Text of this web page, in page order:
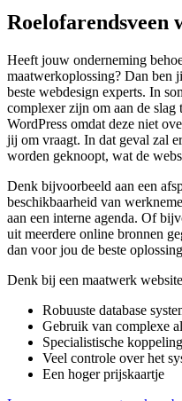
Roelofarendsveen
Heeft jouw onderneming
maatwerkoplossing? Dan ben
beste webdesign experts. In
complexer zijn om aan de slag
WordPress omdat deze niet
jij om vraagt. In dat geval zal
worden geknoopt, wat de
Denk bijvoorbeeld aan een
beschikbaarheid van
aan een interne agenda. Of
uit meerdere online bronnen
dan voor jou de beste
Denk bij een maatwerk
Robuuste database
Gebruik van complexe
Specialistische
Veel controle over het
Een hoger prijskaartje